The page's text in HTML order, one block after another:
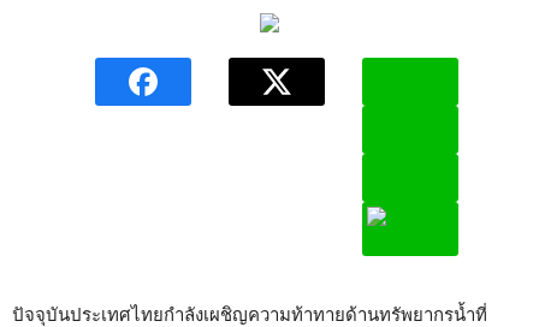
ปัจจุบันประเทศไทยกำลังเผชิญความท้าทายด้านทรัพยากรน้ำที่